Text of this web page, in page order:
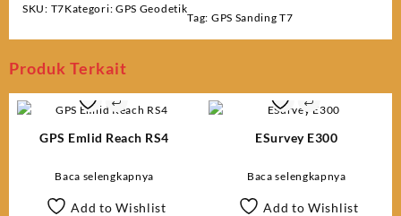
SKU: T7Kategori: GPS Geodetik
Tag: GPS Sanding T7
Produk Terkait
GPS Emlid Reach RS4
Baca selengkapnya
Add to Wishlist
ESurvey E300
Baca selengkapnya
Add to Wishlist